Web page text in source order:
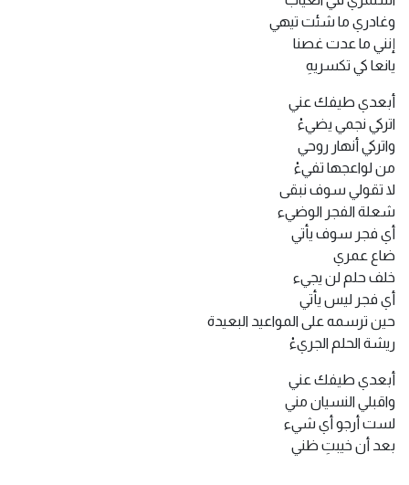
وغادري ما شئت تيهي
إنني ما عدت غصنا
يانعا كي تكسريهِ
أبعدي طيفك عني
اتركي نجمي يضيءْ
واتركي أنهار روحي
من لواعجها تفيءْ
لا تقولي سوف نبقى
شعلة الفجر الوضيء
أي فجر سوف يأتي
ضاع عمري
خلف حلم لن يجيء
أي فجر ليس يأتي
حين ترسمه على المواعيد البعيدة
ريشة الحلم الجريءْ
أبعدي طيفك عني
واقبلي النسيان مني
لست أرجو أي شيء
بعد أن خيبتِ ظني